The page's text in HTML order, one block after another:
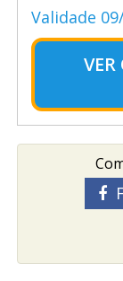
Validade
VER